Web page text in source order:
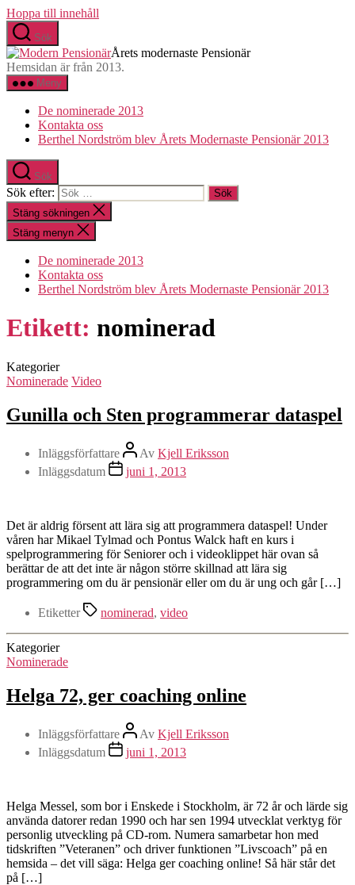
Hoppa till innehåll
Sök
Årets modernaste Pensionär
Hemsidan är från 2013.
Meny
De nominerade 2013
Kontakta oss
Berthel Nordström blev Årets Modernaste Pensionär 2013
Sök
Sök efter:
Stäng sökningen
Stäng menyn
De nominerade 2013
Kontakta oss
Berthel Nordström blev Årets Modernaste Pensionär 2013
Etikett: nominerad
Kategorier
Nominerade Video
Gunilla och Sten programmerar dataspel
Inläggsförfattare Av Kjell Eriksson
Inläggsdatum
juni 1, 2013
Det är aldrig försent att lära sig att programmera dataspel! Under
våren har Mikael Tylmad och Pontus Walck haft en kurs i
spelprogrammering för Seniorer och i videoklippet här ovan så
berättar de att det inte är någon större skillnad att lära sig
programmering om du är pensionär eller om du är ung och går […]
Etiketter nominerad, video
Kategorier
Nominerade
Helga 72, ger coaching online
Inläggsförfattare Av Kjell Eriksson
Inläggsdatum
juni 1, 2013
Helga Messel, som bor i Enskede i Stockholm, är 72 år och lärde sig
använda datorer redan 1990 och har sen 1994 utvecklat verktyg för
personlig utveckling på CD-rom. Numera samarbetar hon med
tidskriften ”Veteranen” och driver funktionen ”Livscoach” på en
hemsida – det vill säga: Helga ger coaching online! Så här står det
på […]